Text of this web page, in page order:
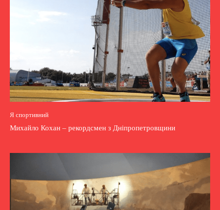
Я спортивний
Михайло Кохан – рекордсмен з Дніпропетровщини